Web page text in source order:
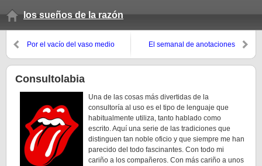
los sueños de la razón
Por el vacío del vaso medio
El semanal de anotaciones
Consultolabia
Una de las cosas más divertidas de la
consultoría al uso es el tipo de lenguaje que
habitualmente utiliza, tanto hablado como
escrito. Aquí una serie de las tradiciones que
distinguen tan noble oficio y que siempre me han
parecido del todo fascinantes. Con todo mi
cariño a los compañeros. Con más cariño a unos